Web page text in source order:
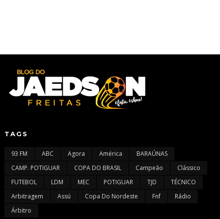
TAGS
93 FM ABC Agora América
BARAÚNAS
CAMP. POTIGUAR
COPA DO BRASIL Campeão
Clássico
FUTEBOL
LDM MEC POTIGUAR TJD
TÉCNICO
Arbitragem
Assú Copa Do Nordeste Fnf
Rádio
Árbitro